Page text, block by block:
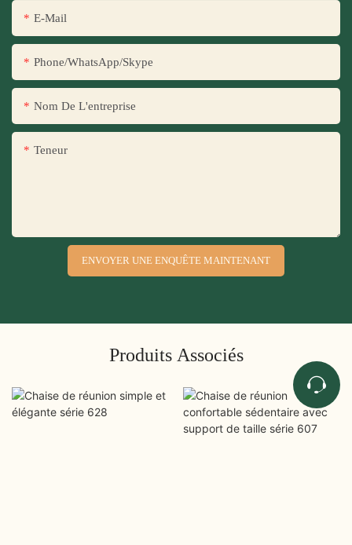
E-Mail
Phone/WhatsApp/Skype
Nom De L'entreprise
Teneur
ENVOYER UNE ENQUÊTE MAINTENANT
Produits Associés